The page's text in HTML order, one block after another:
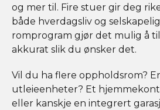
og mer til. Fire stuer gir deg
både hverdagsliv og
romprogram gjør det mulig å
akkurat slik du ønsker det.
Vil du ha flere oppholdsrom?
utleieenheter? Et
eller kanskje en integrert